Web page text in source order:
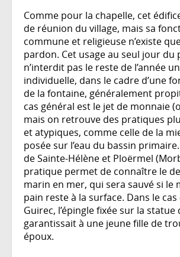
Comme pour la chapelle, cet
de réunion du village, mais sa
commune et religieuse n’existe
pardon. Cet usage au seul jour du
n’interdit pas le reste de l’année
individuelle, dans le cadre d’une
de la fontaine, généralement
cas général est le jet de monnaie
mais on retrouve des pratiques
et atypiques, comme celle de la
posée sur l’eau du bassin
de Sainte-Hélène et Ploërmel
pratique permet de connaître le
marin en mer, qui sera sauvé si le
pain reste à la surface. Dans le
Guirec, l’épingle fixée sur la
garantissait à une jeune fille de
époux.